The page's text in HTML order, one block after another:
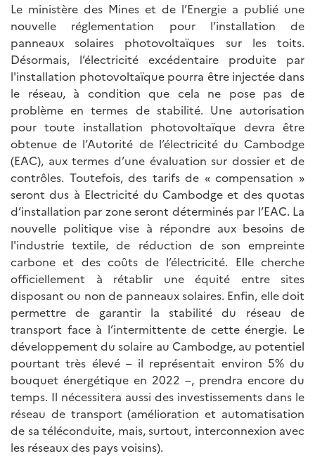
Le ministère des Mines et de l’Energie a publié une
nouvelle réglementation pour l’installation de
panneaux solaires photovoltaïques sur les toits.
Désormais, l’électricité excédentaire produite par
l'installation photovoltaïque pourra être injectée dans
le réseau, à condition que cela ne pose pas de
problème en termes de stabilité. Une autorisation
pour toute installation photovoltaïque devra être
obtenue de l’Autorité de l’électricité du Cambodge
(EAC), aux termes d’une évaluation sur dossier et de
contrôles. Toutefois, des tarifs de « compensation »
seront dus à Electricité du Cambodge et des quotas
d’installation par zone seront déterminés par l’EAC. La
nouvelle politique vise à répondre aux besoins de
l'industrie textile, de réduction de son empreinte
carbone et des coûts de l’électricité. Elle cherche
officiellement à rétablir une équité entre sites
disposant ou non de panneaux solaires. Enfin, elle doit
permettre de garantir la stabilité du réseau de
transport face à l’intermittente de cette énergie. Le
développement du solaire au Cambodge, au potentiel
pourtant très élevé – il représentait environ 5% du
bouquet énergétique en 2022 –, prendra encore du
temps. Il nécessitera aussi des investissements dans le
réseau de transport (amélioration et automatisation
de sa téléconduite, mais, surtout, interconnexion avec
les réseaux des pays voisins).